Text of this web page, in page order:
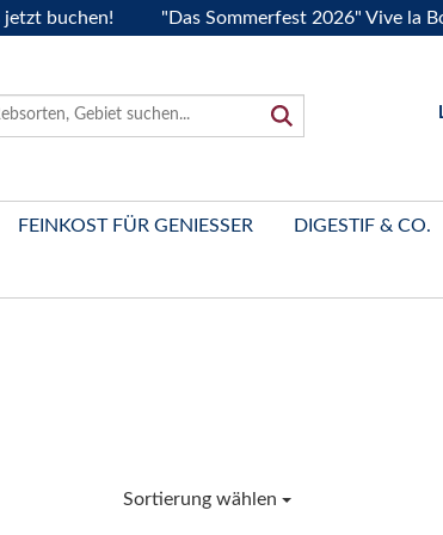
buchen! "Das Sommerfest 2026" Vive la
FEINKOST FÜR GENIESSER DIGESTIF & CO.
Sortierung wählen